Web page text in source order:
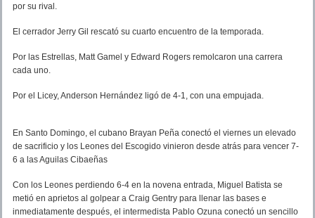
por su rival.
El cerrador Jerry Gil rescató su cuarto encuentro de la temporada.
Por las Estrellas, Matt Gamel y Edward Rogers remolcaron una carrera
cada uno.
Por el Licey, Anderson Hernández ligó de 4-1, con una empujada.
En Santo Domingo, el cubano Brayan Peña conectó el viernes un elevado
de sacrificio y los Leones del Escogido vinieron desde atrás para vencer 7-
6 a las Aguilas Cibaeñas
Con los Leones perdiendo 6-4 en la novena entrada, Miguel Batista se
metió en aprietos al golpear a Craig Gentry para llenar las bases e
inmediatamente después, el intermedista Pablo Ozuna conectó un sencillo